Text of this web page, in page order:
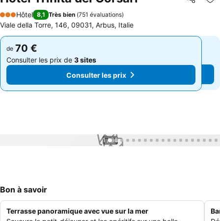
Partager
3 Étoiles
Hôtel 8,1 Très bien (751 évaluations)
Viale della Torre, 146, 09031, Arbus, Italie
de 70 €
Consulter les prix de 3 sites
Consulter les prix
de 70 €
Consulter les prix de 3 sites
Consulter les prix
1 / 38
Bon à savoir
Terrasse panoramique avec vue sur la mer